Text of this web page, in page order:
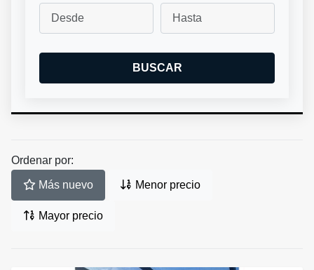
BUSCAR
Ordenar por:
Más nuevo Menor precio
Mayor precio